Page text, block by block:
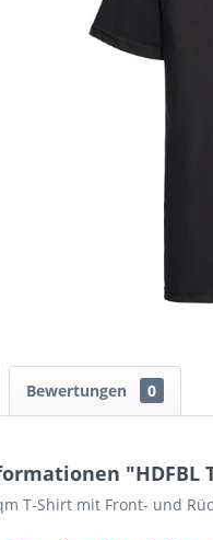
Bewertungen 0
"HDFBL
T-Shirt mit Front- und